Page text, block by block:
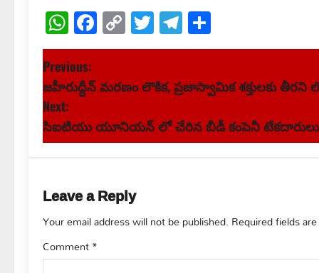
WhatsApp
Facebook
Copy
Link
TwitterTelegram
P
o
s
n
a
v
Previous:
జహీరుద్దీన్ మరణం లౌకిక, ప్రజాస్వామిక శక్తులకు తీరని
Next:
సిఐటియు యూనియన్ లో చేరిన బీడీ కంపెనీ టేకదారులు
Leave a Reply
Your email address will not be published. Required fields
Comment*